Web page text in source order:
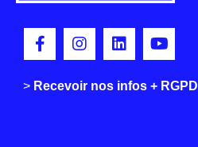
> Recevoir nos infos + RGPD